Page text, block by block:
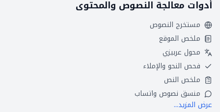
أدوات معالجة النصوص والمحتوى
مستخرج النصوص
ملخص الموقع
محول عربيزي
فحص النحو والإملاء
ملخص النص
منسق نصوص واتساب
عرض المزيد...